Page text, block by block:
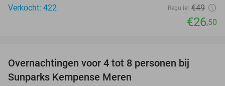
Verkocht: 422
Regulier €49
€26,50
Overnachtingen voor 4 tot 8 personen bij
Sunparks Kempense Meren